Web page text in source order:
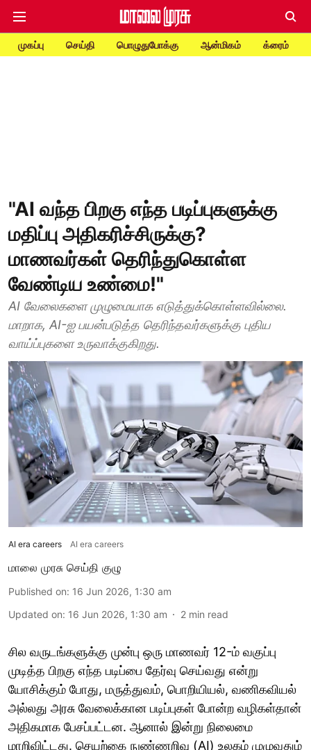
முகப்பு செய்தி பொழுதுபோக்கு ஆன்மிகம் க்ரைம்
"AI வந்த பிறகு எந்த படிப்புகளுக்கு
மதிப்பு அதிகரிச்சிருக்கு?
மாணவர்கள் தெரிந்துகொள்ள
வேண்டிய உண்மை!"
AI வேலைகளை முழுமையாக எடுத்துக்கொள்ளவில்லை.
மாறாக, AI-ஐ பயன்படுத்த தெரிந்தவர்களுக்கு புதிய
வாய்ப்புகளை உருவாக்குகிறது.
AI era careers AI era careers
மாலை முரசு செய்தி குழு
Published on: 16 Jun 2026, 1:30 am
Updated on: 16 Jun 2026, 1:30 am 2 min read
சில வருடங்களுக்கு முன்பு ஒரு மாணவர் 12-ம் வகுப்பு
முடித்த பிறகு எந்த படிப்பை தேர்வு செய்வது என்று
யோசிக்கும் போது, மருத்துவம், பொறியியல், வணிகவியல்
அல்லது அரசு வேலைக்கான படிப்புகள் போன்ற வழிகள்தான்
அதிகமாக பேசப்பட்டன. ஆனால் இன்று நிலைமை
மாறிவிட்டது. செயற்கை நுண்ணறிவு (AI) உலகம் முழுவதும்